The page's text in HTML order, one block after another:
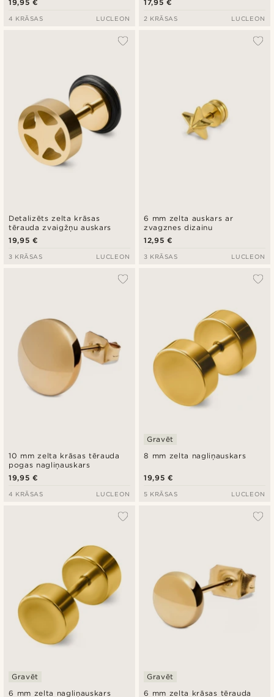
19,95 €
4 KRĀSAS LUCLEON
17,95 €
2 KRĀSAS LUCLEON
Detalizēts zelta krāsas
tērauda zvaigžņu auskars
19,95 €
3 KRĀSAS LUCLEON
6 mm zelta auskars ar
zvagznes dizainu
12,95 €
3 KRĀSAS LUCLEON
10 mm zelta krāsas tērauda
pogas nagliņauskars
19,95 €
4 KRĀSAS LUCLEON
8 mm zelta nagliņauskars
Gravēt
19,95 €
5 KRĀSAS LUCLEON
6 mm zelta nagliņauskars
Gravēt
6 mm zelta krāsas tērauda
Gravēt